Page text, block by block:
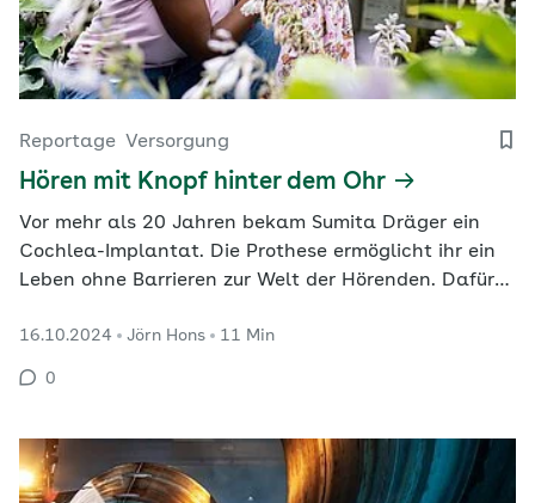
Reportage Versorgung
Hören mit Knopf hinter dem Ohr
Vor mehr als 20 Jahren bekam Sumita Dräger ein
Cochlea-Implantat. Die Prothese ermöglicht ihr ein
Leben ohne Barrieren zur Welt der Hörenden. Dafür
viel trainiert.
16.10.2024 Jörn Hons 11 Min
0